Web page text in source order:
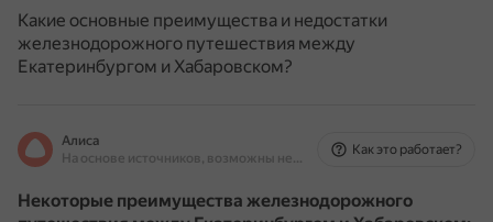
Какие основные преимущества и недостатки
железнодорожного путешествия между
Екатеринбургом и Хабаровском?
Алиса
На основе источников, возможны неточности
Как это работает?
Некоторые преимущества железнодорожного